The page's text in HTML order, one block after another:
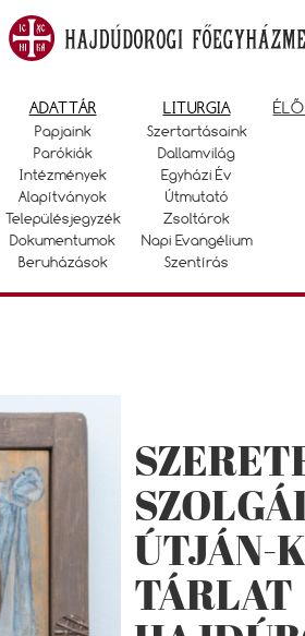
ADATTÁR
Papjaink
Parókiák
Intézmények
Alapítványok
Településjegyzék
Dokumentumok
Beruházások
LITURGIA
Szertartásaink
Dallamvilág
Egyházi Év
Útmutató
Zsoltárok
Napi Evangélium
Szentírás
ÚTJÁN-
TÁRLAT